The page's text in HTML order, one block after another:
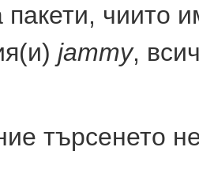
пакети, чиито
jammy,
търсенето